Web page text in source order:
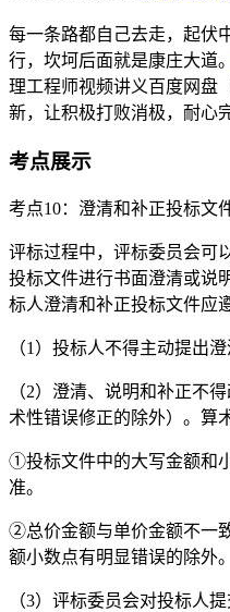
每一条路都自己去走，起伏
行，坎坷后面就是康庄大道。
理工程师视频讲义百度网盘
新，让积极打败消极，耐心
考点展示
考点10：澄清和补正投标文
评标过程中，评标委员会可
投标文件进行书面澄清或说
标人澄清和补正投标文件应
（1）投标人不得主动提出
（2）澄清、说明和补正不
术性错误修正的除外）。算
①投标文件中的大写金额和
准。
②总价金额与单价金额不一
额小数点有明显错误的除外。
（3）评标委员会对投标人